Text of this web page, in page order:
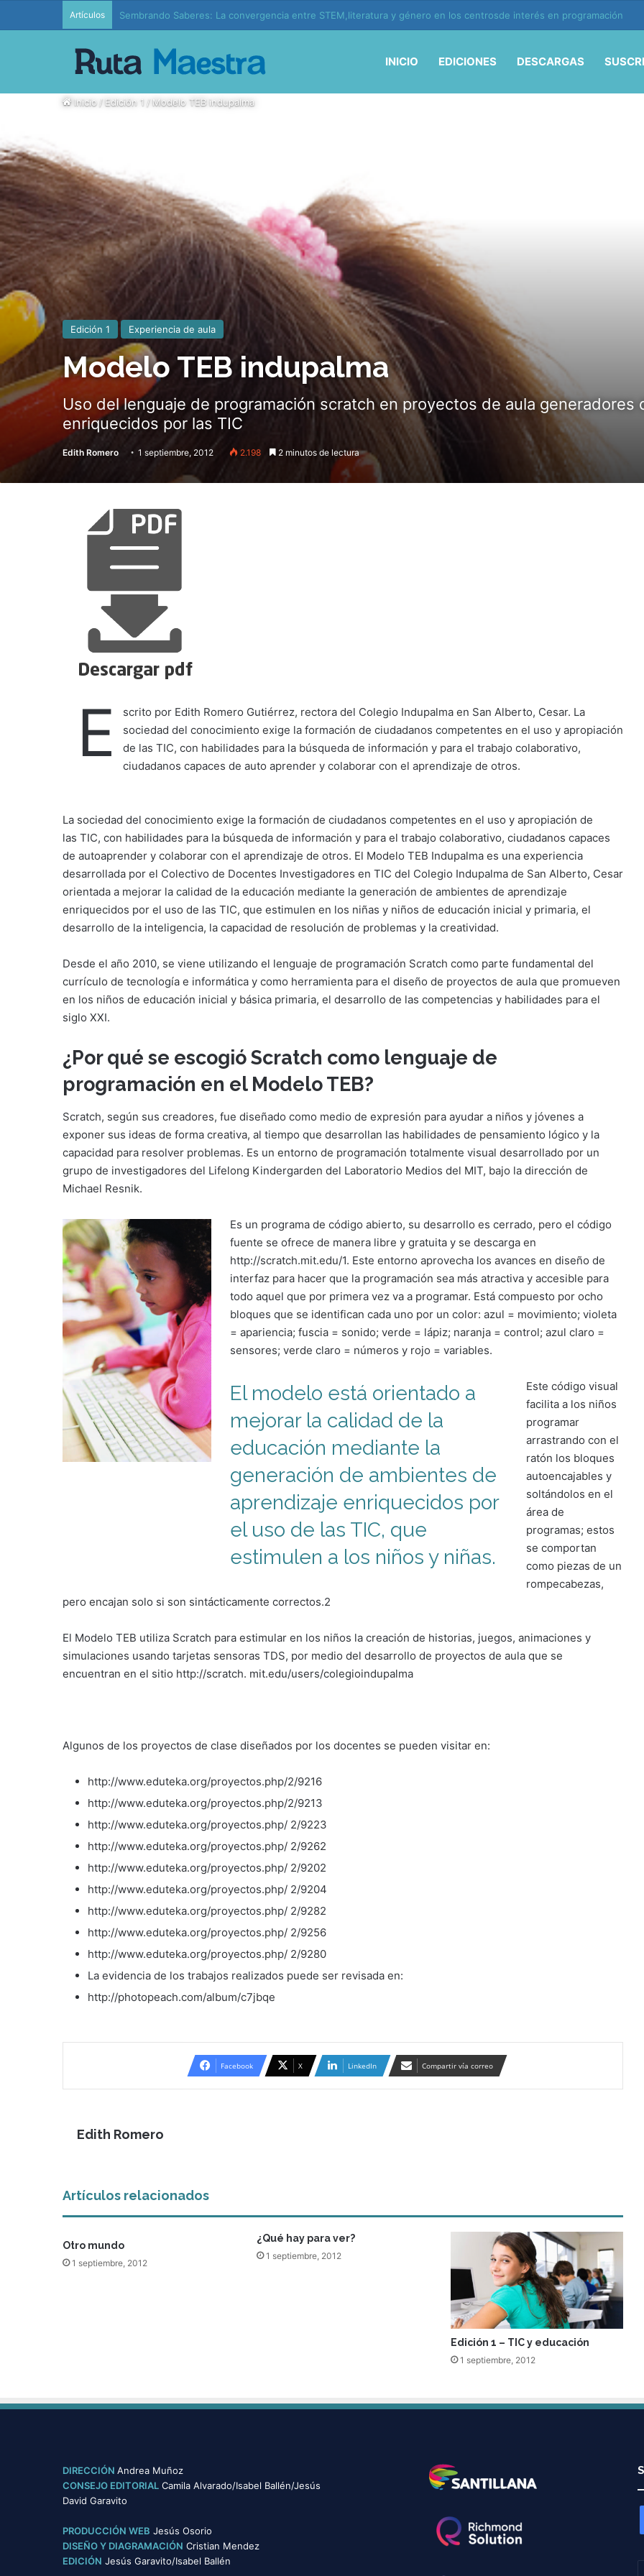
Artículos Edición 37 – Generaciones conectadas: educación y vida en la era de la IA
INICIO EDICIONES DESCARGAS
Inicio/Edición 1 /Modelo TEB indupalma
Edición 1 Experiencia de aula
Modelo TEB indupalma
Uso del lenguaje de programación scratch en proyectos de aula generadores
enriquecidos por las TIC
Edith Romero 1 septiembre, 2012 2.198 2 minutos de lectura
E
scrito por Edith Romero Gutiérrez, rectora del Colegio Indupalma en San Alberto, Cesar. La
sociedad del conocimiento exige la formación de ciudadanos competentes en el uso y apropiación
de las TIC, con habilidades para la búsqueda de información y para el trabajo colaborativo,
ciudadanos capaces de auto aprender y colaborar con el aprendizaje de otros.
La sociedad del conocimiento exige la formación de ciudadanos competentes en el uso y apropiación de
las TIC, con habilidades para la búsqueda de información y para el trabajo colaborativo, ciudadanos capaces
de autoaprender y colaborar con el aprendizaje de otros. El Modelo TEB Indupalma es una experiencia
desarrollada por el Colectivo de Docentes Investigadores en TIC del Colegio Indupalma de San Alberto, Cesar
orientada a mejorar la calidad de la educación mediante la generación de ambientes de aprendizaje
enriquecidos por el uso de las TIC, que estimulen en los niñas y niños de educación inicial y primaria, el
desarrollo de la inteligencia, la capacidad de resolución de problemas y la creatividad.
Desde el año 2010, se viene utilizando el lenguaje de programación Scratch como parte fundamental del
currículo de tecnología e informática y como herramienta para el diseño de proyectos de aula que promueven
en los niños de educación inicial y básica primaria, el desarrollo de las competencias y habilidades para el
siglo XXI.
¿Por qué se escogió Scratch como lenguaje de
programación en el Modelo TEB?
Scratch, según sus creadores, fue diseñado como medio de expresión para ayudar a niños y jóvenes a
exponer sus ideas de forma creativa, al tiempo que desarrollan las habilidades de pensamiento lógico y la
capacidad para resolver problemas. Es un entorno de programación totalmente visual desarrollado por un
grupo de investigadores del Lifelong Kindergarden del Laboratorio Medios del MIT, bajo la dirección de
Michael Resnik.
Es un programa de código abierto, su desarrollo es cerrado, pero el código
fuente se ofrece de manera libre y gratuita y se descarga en
http://scratch.mit.edu/1. Este entorno aprovecha los avances en diseño de
interfaz para hacer que la programación sea más atractiva y accesible para
todo aquel que por primera vez va a programar. Está compuesto por ocho
bloques que se identifican cada uno por un color: azul = movimiento; violeta
= apariencia; fuscia = sonido; verde = lápiz; naranja = control; azul claro =
sensores; verde claro = números y rojo = variables.
El modelo está orientado a
mejorar la calidad de la
educación mediante la
generación de ambientes de
aprendizaje enriquecidos por
el uso de las TIC, que
estimulen a los niños y niñas.
Este código visual
facilita a los niños
programar
arrastrando con el
ratón los bloques
autoencajables y
soltándolos en el
área de
programas; estos
se comportan
como piezas de un
rompecabezas,
pero encajan solo si son sintácticamente correctos.2
El Modelo TEB utiliza Scratch para estimular en los niños la creación de historias, juegos, animaciones y
simulaciones usando tarjetas sensoras TDS, por medio del desarrollo de proyectos de aula que se
encuentran en el sitio http://scratch. mit.edu/users/colegioindupalma
Algunos de los proyectos de clase diseñados por los docentes se pueden visitar en:
http://www.eduteka.org/proyectos.php/2/9216
http://www.eduteka.org/proyectos.php/2/9213
http://www.eduteka.org/proyectos.php/ 2/9223
http://www.eduteka.org/proyectos.php/ 2/9262
http://www.eduteka.org/proyectos.php/ 2/9202
http://www.eduteka.org/proyectos.php/ 2/9204
http://www.eduteka.org/proyectos.php/ 2/9282
http://www.eduteka.org/proyectos.php/ 2/9256
http://www.eduteka.org/proyectos.php/ 2/9280
La evidencia de los trabajos realizados puede ser revisada en:
http://photopeach.com/album/c7jbqe
Facebook X LinkedIn Compartir vía correo
Edith Romero
Artículos relacionados
Otro mundo
1 septiembre, 2012
¿Qué hay para ver?
1 septiembre, 2012
Edición 1 – TIC y educación
1 septiembre, 2012
DIRECCIÓN Andrea Muñoz
CONSEJO EDITORIAL Camila Alvarado/Isabel Ballén/Jesús
David Garavito
PRODUCCIÓN WEB Jesús Osorio
DISEÑO Y DIAGRAMACIÓN Cristian Mendez
EDICIÓN Jesús Garavito/Isabel Ballén